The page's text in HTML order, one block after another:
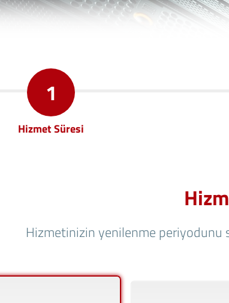
1
Hizmet Süresi
Hizmetinizin yenilenme periyodunu